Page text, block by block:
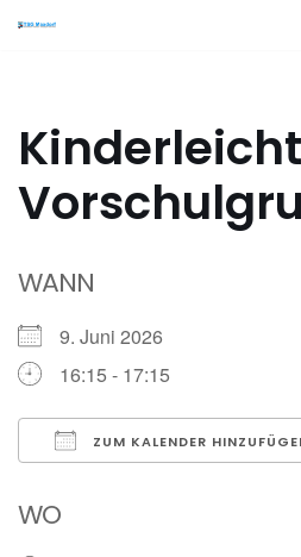
WANN
9. Juni 2026
16:15 - 17:15
ZUM KALENDER
WO